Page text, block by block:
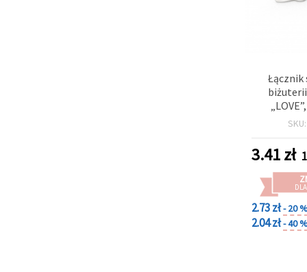
Łącznik
SKU:
3.41zł
2.73 zł- 20
2.04 zł- 40